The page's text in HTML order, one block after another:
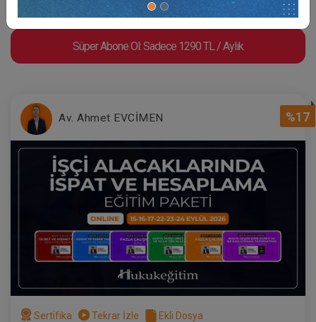
Av. M. Ufuk TEKİN
Müvekkille Görüşme
300 TL Sepete Ekle
Av. M. Ufuk TEKİN
Süper Abone Ol: Sadece 1290 TL / Aylık
%17
Av. Ahmet EVCİMEN
Sertifika Tekrar İzle Ekli Dosya